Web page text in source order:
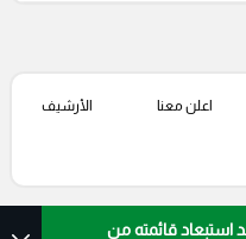
استبعاد قائمته من
اعلن معنا الأرشيف